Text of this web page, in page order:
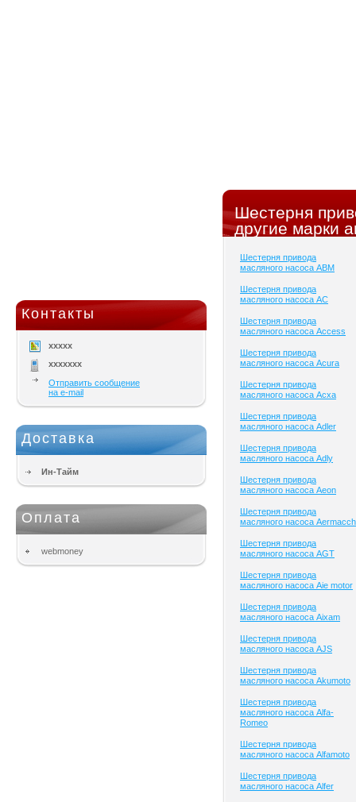
Контакты
xxxxx
xxxxxxx
Отправить сообщение
на e-mail
Доставка
Ин-Тайм
Оплата
webmoney
Шестерня
другие марки
Шестерня привода
масляного насоса ABM
Шестерня привода
масляного насоса AC
Шестерня привода
масляного насоса Access
Шестерня привода
масляного насоса Acura
Шестерня привода
масляного насоса Acxa
Шестерня привода
масляного насоса Adler
Шестерня привода
масляного насоса Adly
Шестерня привода
масляного насоса Aeon
Шестерня привода
масляного насоса
Шестерня привода
масляного насоса AGT
Шестерня привода
масляного насоса Aie motor
Шестерня привода
масляного насоса Aixam
Шестерня привода
масляного насоса AJS
Шестерня привода
масляного насоса Akumoto
Шестерня привода
масляного насоса Alfa-
Romeo
Шестерня привода
масляного насоса Alfamoto
Шестерня привода
масляного насоса Alfer